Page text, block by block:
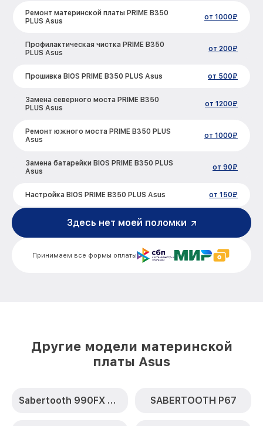
Ремонт материнской платы PRIME B350
PLUS Asus
от 1000₽
Профилактическая чистка PRIME B350
PLUS Asus
от 200₽
Прошивка BIOS PRIME B350 PLUS Asus от 500₽
Замена северного моста PRIME B350
PLUS Asus
от 1200₽
Ремонт южного моста PRIME B350 PLUS
Asus
от 1000₽
Замена батарейки BIOS PRIME B350 PLUS
Asus
от 90₽
Настройка BIOS PRIME B350 PLUS Asus от 150₽
Принимаем все формы оплаты
Здесь нет моей поломки
Другие модели материнской
платы Asus
Sabertooth 990FX R2.0 SABERTOOTH P67